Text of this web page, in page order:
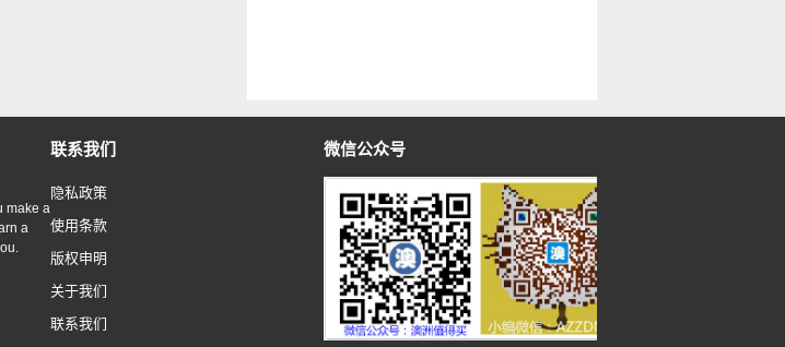
make a
a
联系我们
隐私政策
使用条款
版权申明
关于我们
联系我们
微信公众号